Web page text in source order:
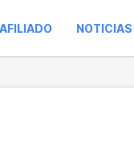
AFILIADO NOTICIAS